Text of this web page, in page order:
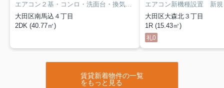
エアコン２基・コンロ・洗面台・換気扇、新品。お風呂追炊き可。
大田区南馬込４丁目
2DK (40.77㎡)
大田区大森北３丁目
1R (15.43㎡)
礼0
賃貸新着物件の一覧
をもっと見る